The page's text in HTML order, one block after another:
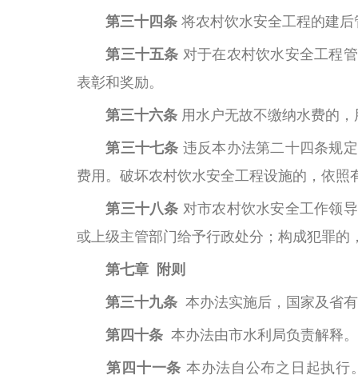
第三十四条 将农村饮水安全工程的建
第三十五条 对于在农村饮水安全工程
表彰和奖励。
第三十六条 用水户无故不缴纳水费的
第三十七条 违反本办法第二十四条规
费用。破坏农村饮水安全工程设施的，依
第三十八条 对市农村饮水安全工作领
或上级主管部门给予行政处分；构成犯罪
第七章 附则
第三十九条 本办法实施后，国家及省
第四十条 本办法由市水利局负责解释。
第四十一条 本办法自公布之日起执行